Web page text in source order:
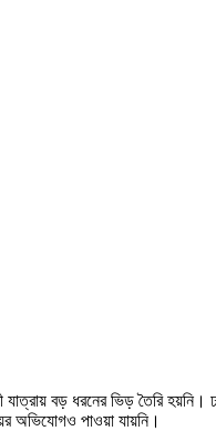
বড় ধরনের ভিড় তৈরি হয়নি।
অভিযোগও পাওয়া যায়নি।